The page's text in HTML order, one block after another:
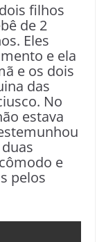
filhos
de 2
Eles
e ela
e os dois
das
No
estava
e
pelos